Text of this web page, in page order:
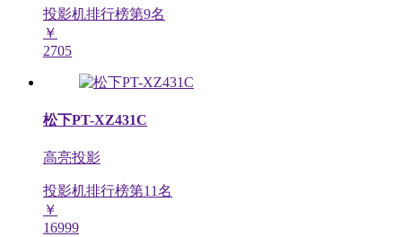
投影机排行榜第9名
￥
2705
松下PT-XZ431C
高亮投影
投影机排行榜第11名
￥
16999